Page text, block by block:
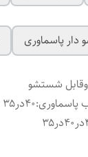
دار پاسماوری
شستشو
پاسماوری:۴۰در۳۵ در۱۴